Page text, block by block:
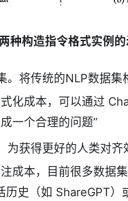
种构造指令格式实例的
。将传统的NLP数据集
化成本，可以通过
一个合理的问题”
为获得更好的人类对齐
成本，目前很多数据
历史（如 ShareGPT）